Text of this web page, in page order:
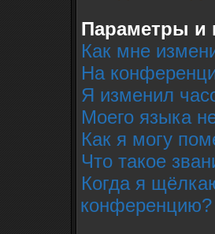
Параметры и
Как мне
На
Я изменил
Моего языка
Как я могу
Что такое
Когда я
конференцию?